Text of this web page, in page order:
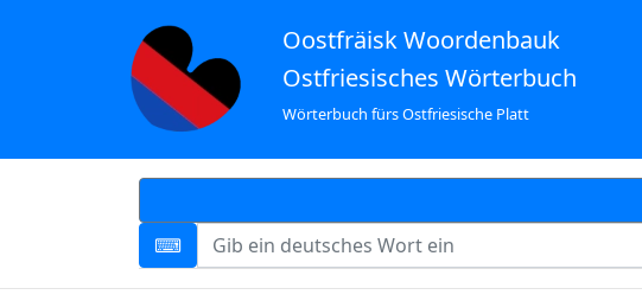
Oostfräisk Woordenbauk
Ostfriesisches Wörterbuch
Wörterbuch fürs Ostfriesische Platt